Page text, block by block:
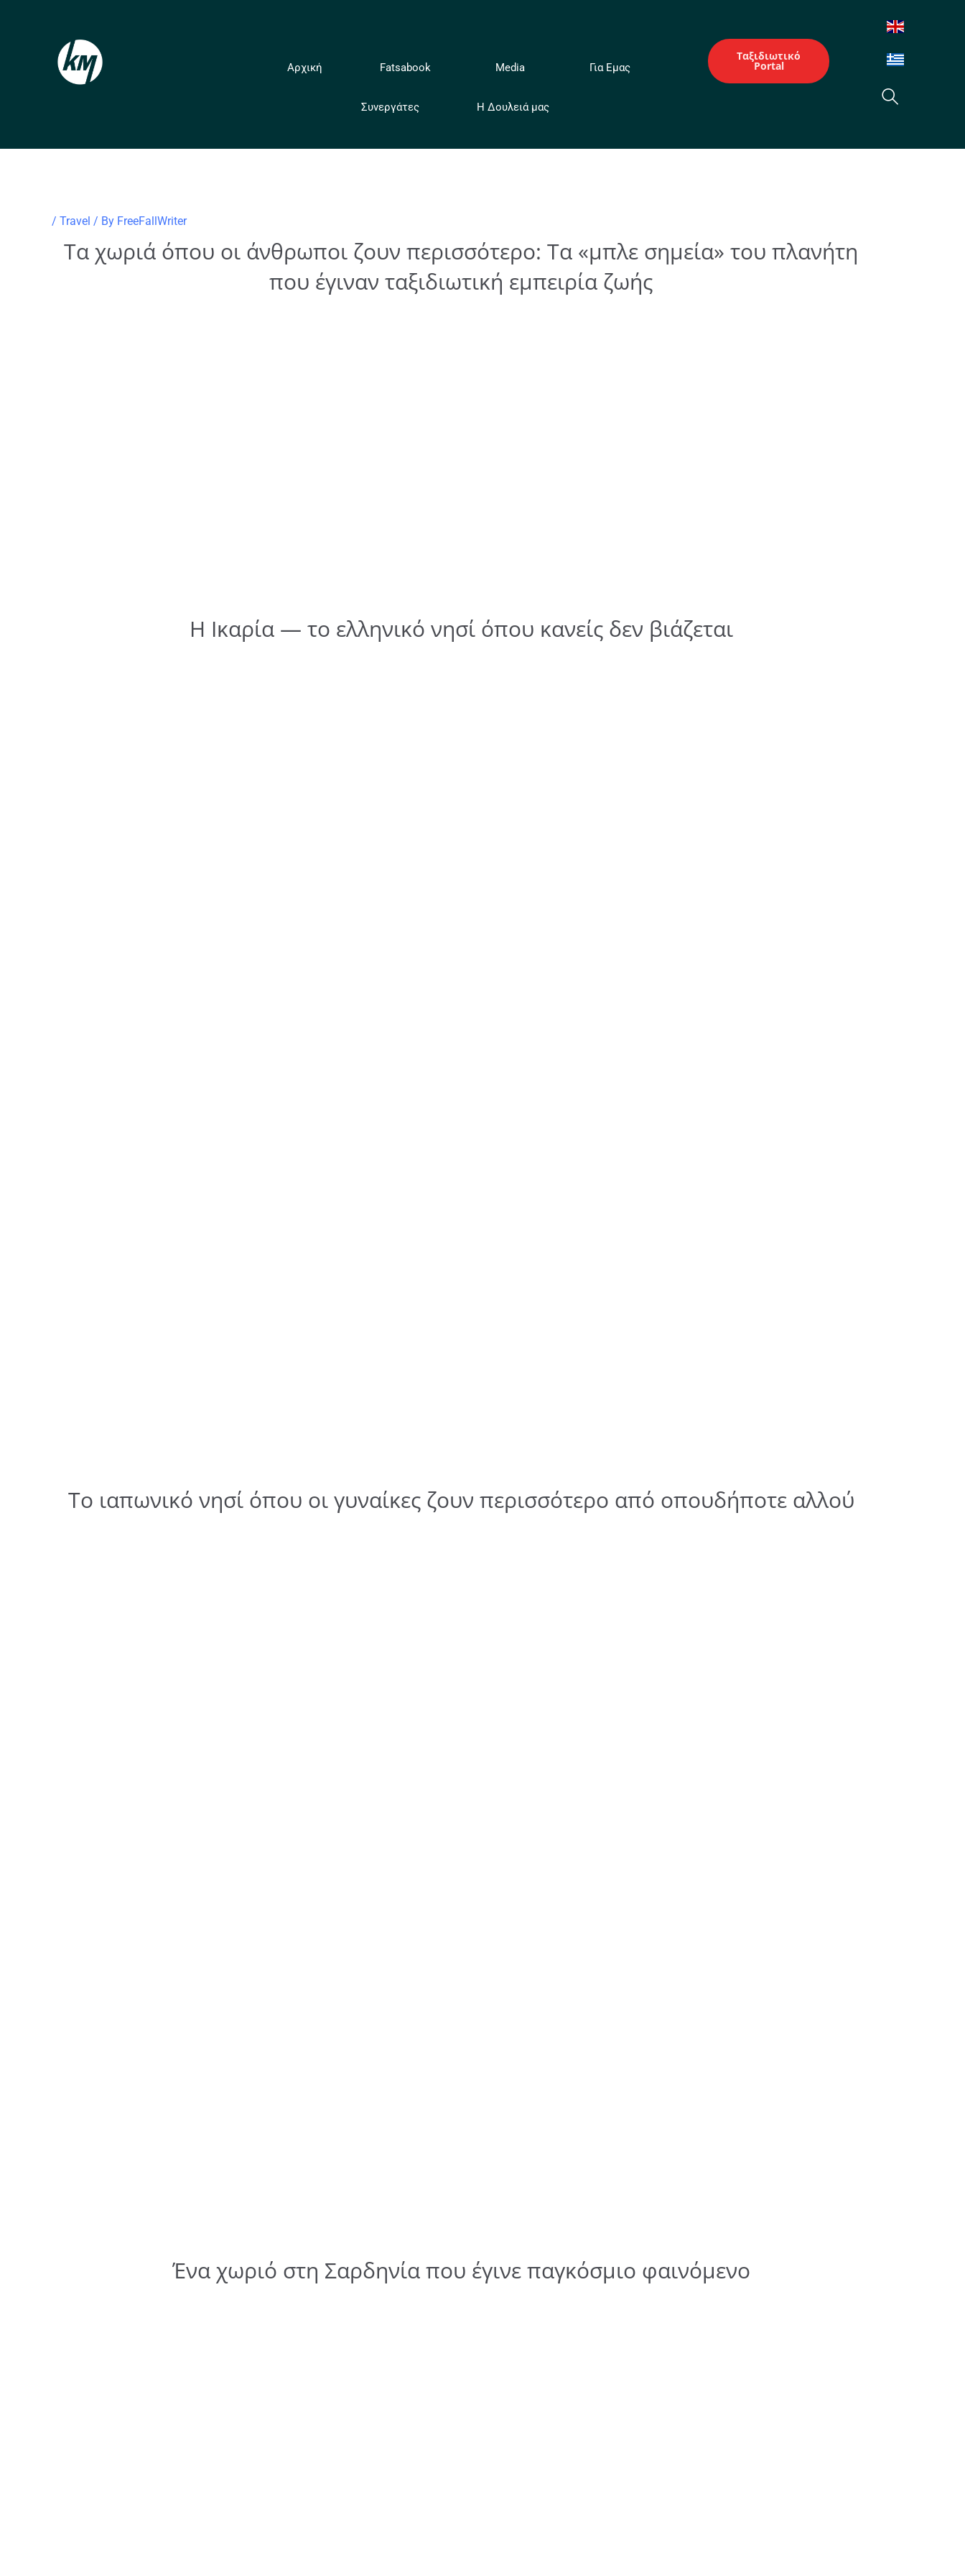
Αρχική Fatsabook Media Για Εμας
Συνεργάτες Η Δουλειά μας
Ταξιδιωτικό
Portal
/ Travel / By FreeFallWriter
Τα χωριά όπου οι άνθρωποι ζουν περισσότερο: Τα «μπλε σημεία» του πλανήτη
που έγιναν ταξιδιωτική εμπειρία ζωής
Η Ικαρία — το ελληνικό νησί όπου κανείς δεν βιάζεται
Το ιαπωνικό νησί όπου οι γυναίκες ζουν περισσότερο από οπουδήποτε αλλού
Ένα χωριό στη Σαρδηνία που έγινε παγκόσμιο φαινόμενο